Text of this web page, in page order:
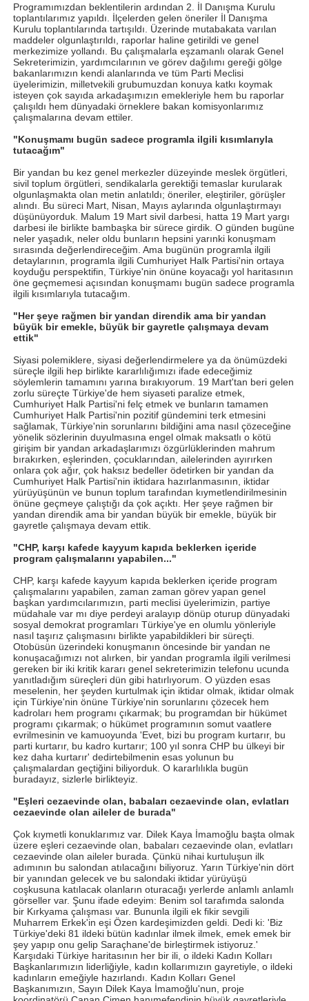
Programımızdan beklentilerin ardından 2. İl Danışma Kurulu
toplantılarımız yapıldı. İlçelerden gelen öneriler İl Danışma
Kurulu toplantılarında tartışıldı. Üzerinde mutabakata varılan
maddeler olgunlaştırıldı, raporlar haline getirildi ve genel
merkezimize yollandı. Bu çalışmalarla eşzamanlı olarak Genel
Sekreterimizin, yardımcılarının ve görev dağılımı gereği gölge
bakanlarımızın kendi alanlarında ve tüm Parti Meclisi
üyelerimizin, milletvekili grubumuzdan konuya katkı koymak
isteyen çok sayıda arkadaşımızın emekleriyle hem bu raporlar
çalışıldı hem dünyadaki örneklere bakan komisyonlarımız
çalışmalarına devam ettiler.
"Konuşmamı bugün sadece programla ilgili kısımlarıyla
tutacağım"
Bir yandan bu kez genel merkezler düzeyinde meslek örgütleri,
sivil toplum örgütleri, sendikalarla gerektiği temaslar kurularak
olgunlaşmakta olan metin anlatıldı; öneriler, eleştiriler, görüşler
alındı. Bu süreci Mart, Nisan, Mayıs aylarında olgunlaştırmayı
düşünüyorduk. Malum 19 Mart sivil darbesi, hatta 19 Mart yargı
darbesi ile birlikte bambaşka bir sürece girdik. O günden bugüne
neler yaşadık, neler oldu bunların hepsini yarınki konuşmam
sırasında değerlendireceğim. Ama bugünün programla ilgili
detaylarının, programla ilgili Cumhuriyet Halk Partisi'nin ortaya
koyduğu perspektifin, Türkiye'nin önüne koyacağı yol haritasının
öne geçmemesi açısından konuşmamı bugün sadece programla
ilgili kısımlarıyla tutacağım.
"Her şeye rağmen bir yandan direndik ama bir yandan
büyük bir emekle, büyük bir gayretle çalışmaya devam
ettik"
Siyasi polemiklere, siyasi değerlendirmelere ya da önümüzdeki
süreçle ilgili hep birlikte kararlılığımızı ifade edeceğimiz
söylemlerin tamamını yarına bırakıyorum. 19 Mart'tan beri gelen
zorlu süreçte Türkiye'de hem siyaseti paralize etmek,
Cumhuriyet Halk Partisi'ni felç etmek ve bunların tamamen
Cumhuriyet Halk Partisi'nin pozitif gündemini terk etmesini
sağlamak, Türkiye'nin sorunlarını bildiğini ama nasıl çözeceğine
yönelik sözlerinin duyulmasına engel olmak maksatlı o kötü
girişim bir yandan arkadaşlarımızı özgürlüklerinden mahrum
bırakırken, eşlerinden, çocuklarından, ailelerinden ayırırken
onlara çok ağır, çok haksız bedeller ödetirken bir yandan da
Cumhuriyet Halk Partisi'nin iktidara hazırlanmasının, iktidar
yürüyüşünün ve bunun toplum tarafından kıymetlendirilmesinin
önüne geçmeye çalıştığı da çok açıktı. Her şeye rağmen bir
yandan direndik ama bir yandan büyük bir emekle, büyük bir
gayretle çalışmaya devam ettik.
"CHP, karşı kafede kayyum kapıda beklerken içeride
program çalışmalarını yapabilen..."
CHP, karşı kafede kayyum kapıda beklerken içeride program
çalışmalarını yapabilen, zaman zaman görev yapan genel
başkan yardımcılarımızın, parti meclisi üyelerimizin, partiye
müdahale var mı diye perdeyi aralayıp dönüp oturup dünyadaki
sosyal demokrat programları Türkiye'ye en olumlu yönleriyle
nasıl taşırız çalışmasını birlikte yapabildikleri bir süreçti.
Otobüsün üzerindeki konuşmanın öncesinde bir yandan ne
konuşacağımızı not alırken, bir yandan programla ilgili verilmesi
gereken bir iki kritik kararı genel sekreterimizin telefonu ucunda
yanıtladığım süreçleri dün gibi hatırlıyorum. O yüzden esas
meselenin, her şeyden kurtulmak için iktidar olmak, iktidar olmak
için Türkiye'nin önüne Türkiye'nin sorunlarını çözecek hem
kadroları hem programı çıkarmak; bu programdan bir hükümet
programı çıkarmak; o hükümet programının somut vaatlere
evrilmesinin ve kamuoyunda 'Evet, bizi bu program kurtarır, bu
parti kurtarır, bu kadro kurtarır; 100 yıl sonra CHP bu ülkeyi bir
kez daha kurtarır' dedirtebilmenin esas yolunun bu
çalışmalardan geçtiğini biliyorduk. O kararlılıkla bugün
buradayız, sizlerle birlikteyiz.
"Eşleri cezaevinde olan, babaları cezaevinde olan, evlatları
cezaevinde olan aileler de burada"
Çok kıymetli konuklarımız var. Dilek Kaya İmamoğlu başta olmak
üzere eşleri cezaevinde olan, babaları cezaevinde olan, evlatları
cezaevinde olan aileler burada. Çünkü nihai kurtuluşun ilk
adımının bu salondan atılacağını biliyoruz. Yarın Türkiye'nin dört
bir yanından gelecek ve bu salondaki iktidar yürüyüşü
coşkusuna katılacak olanların oturacağı yerlerde anlamlı anlamlı
görseller var. Şunu ifade edeyim: Benim sol tarafımda salonda
bir Kırkyama çalışması var. Bununla ilgili ek fikir sevgili
Muharrem Erkek'in eşi Özen kardeşimizden geldi. Dedi ki: 'Biz
Türkiye'deki 81 ildeki bütün kadınlar ilmek ilmek, emek emek bir
şey yapıp onu gelip Saraçhane'de birleştirmek istiyoruz.'
Karşıdaki Türkiye haritasının her bir ili, o ildeki Kadın Kolları
Başkanlarımızın liderliğiyle, kadın kollarımızın gayretiyle, o ildeki
kadınların emeğiyle hazırlandı. Kadın Kolları Genel
Başkanımızın, Sayın Dilek Kaya İmamoğlu'nun, proje